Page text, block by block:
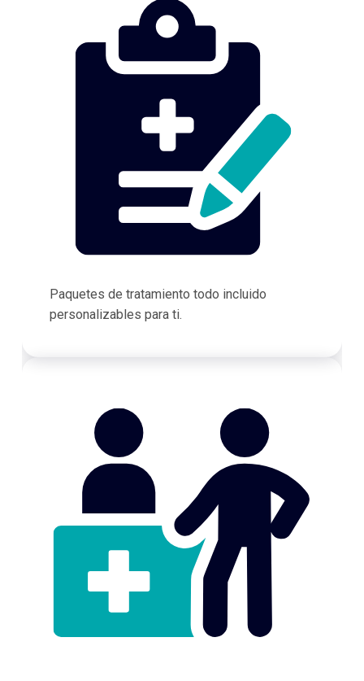
Paquetes de tratamiento todo incluido
personalizables para ti.